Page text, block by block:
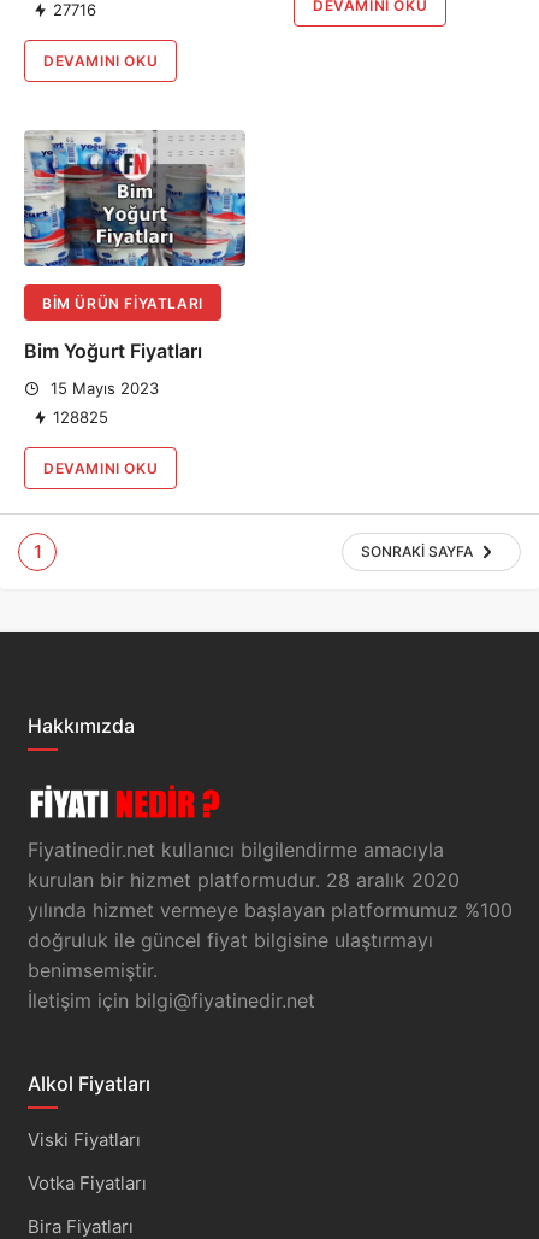
27716
DEVAMINI OKU
DEVAMINI OKU
BIM ÜRÜN FIYATLARI
Bim Yoğurt Fiyatları
15 Mayıs 2023
128825
DEVAMINI OKU
1 SONRAKI SAYFA
Hakkımızda
Fiyatinedir.net kullanıcı bilgilendirme amacıyla
kurulan bir hizmet platformudur. 28 aralık 2020
yılında hizmet vermeye başlayan platformumuz %100
doğruluk ile güncel fiyat bilgisine ulaştırmayı
benimsemiştir.
İletişim için bilgi@fiyatinedir.net
Alkol Fiyatları
Viski Fiyatları
Votka Fiyatları
Bira Fiyatları